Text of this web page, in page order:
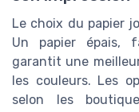
Le choix du papier
Un papier épais,
garantit une
les couleurs. Les
selon les